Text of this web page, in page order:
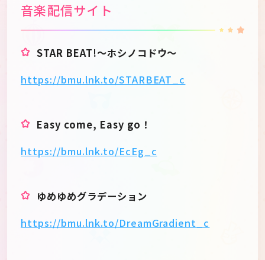
音楽配信サイト
STAR BEAT!〜ホシノコドウ〜
https://bmu.lnk.to/STARBEAT_c
Easy come, Easy go！
https://bmu.lnk.to/EcEg_c
ゆめゆめグラデーション
https://bmu.lnk.to/DreamGradient_c